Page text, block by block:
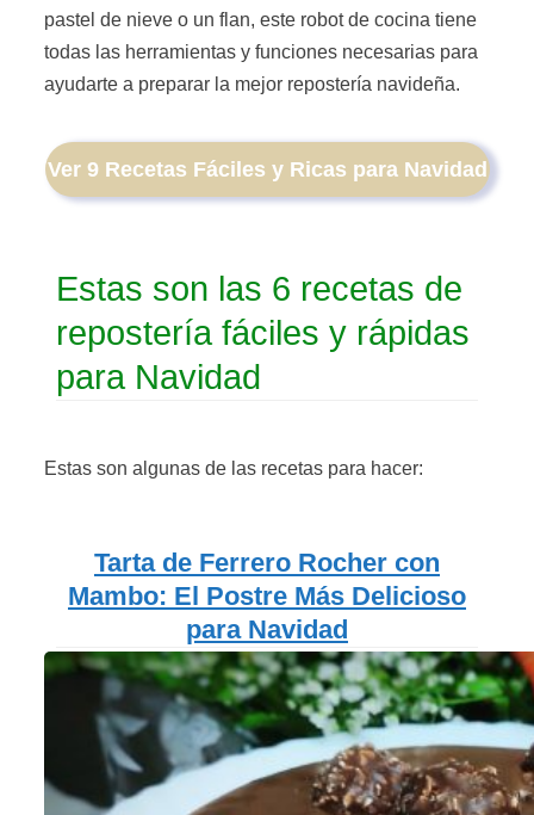
pastel de nieve o un flan, este robot de cocina tiene
todas las herramientas y funciones necesarias para
ayudarte a preparar la mejor repostería navideña.
Ver 9 Recetas Fáciles y Ricas para Navidad
Estas son las 6 recetas de
repostería fáciles y rápidas
para Navidad
Estas son algunas de las recetas para hacer:
Tarta de Ferrero Rocher con
Mambo: El Postre Más Delicioso
para Navidad